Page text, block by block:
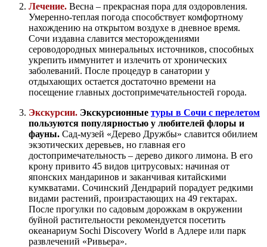
Лечение. Весна – прекрасная пора для оздоровления.
Умеренно-теплая погода способствует комфортному
нахождению на открытом воздухе в дневное время.
Сочи издавна славится месторождениями
сероводородных минеральных источников, способных
укрепить иммунитет и излечить от хронических
заболеваний. После процедур в санатории у
отдыхающих остается достаточно времени на
посещение главных достопримечательностей города.
Экскурсии. Экскурсионные туры в Сочи с перелетом
пользуются популярностью у любителей флоры и
фауны. Сад-музей «Дерево Дружбы» славится обилием
экзотических деревьев, но главная его
достопримечательность – дерево дикого лимона. В его
крону привито 45 видов цитрусовых: начиная от
японских мандаринов и заканчивая китайскими
кумкватами. Сочинский Дендрарий порадует редкими
видами растений, произрастающих на 49 гектарах.
После прогулки по садовым дорожкам в окружении
буйной растительности рекомендуется посетить
океанариум Sochi Discovery World в Адлере или парк
развлечений «Ривьера».